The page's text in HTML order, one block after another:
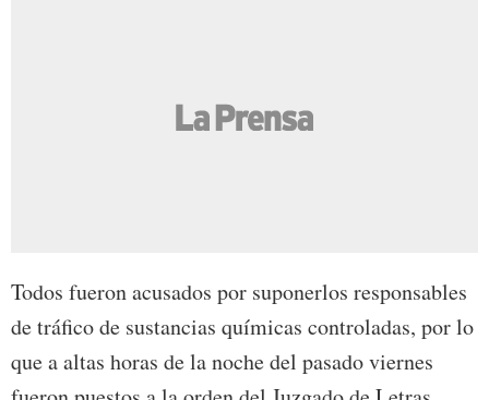
Todos fueron acusados por suponerlos responsables
de tráfico de sustancias químicas controladas, por lo
que a altas horas de la noche del pasado viernes